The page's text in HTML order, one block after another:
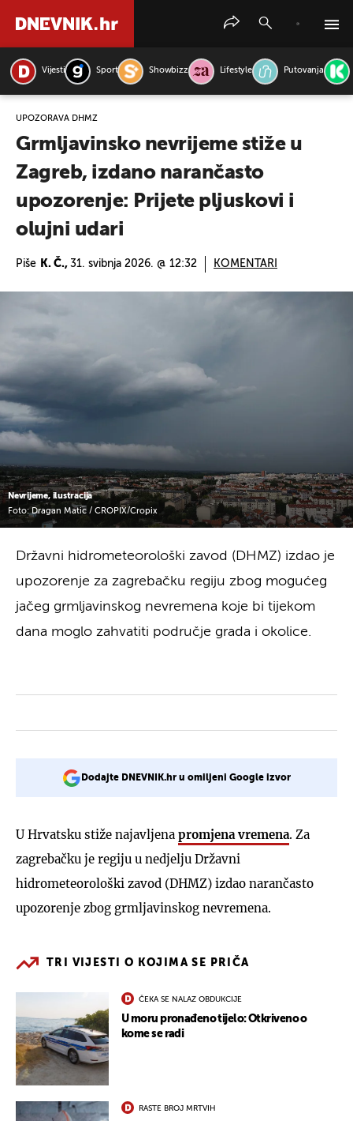
Vijesti Sport Showbizz Lifestyle Putovanja
UPOZORAVA DHMZ
Grmljavinsko nevrijeme stiže u
Zagreb, izdano narančasto
upozorenje: Prijete pljuskovi i
olujni udari
Piše K. Č., 31. svibnja 2026. @ 12:32 KOMENTARI
Nevrijeme, ilustracija
Foto: Dragan Matic / CROPIX/Cropix
Državni hidrometeorološki zavod (DHMZ) izdao je
upozorenje za zagrebačku regiju zbog mogućeg
jačeg grmljavinskog nevremena koje bi tijekom
dana moglo zahvatiti područje grada i okolice.
Dodajte DNEVNIK.hr u omiljeni Google izvor
U Hrvatsku stiže najavljena promjena vremena. Za
zagrebačku je regiju u nedjelju Državni
hidrometeorološki zavod (DHMZ) izdao narančasto
upozorenje zbog grmljavinskog nevremena.
TRI VIJESTI O KOJIMA SE PRIČA
ČEKA SE NALAZ OBDUKCIJE
U moru pronađeno tijelo: Otkriveno o
kome se radi
RASTE BROJ MRTVIH
PRETRAŽITE VIJESTI